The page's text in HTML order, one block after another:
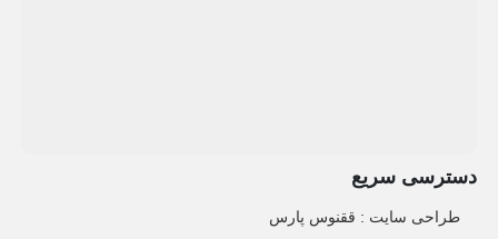
دسترسی سریع
طراحی سایت :‌ ققنوس پارس